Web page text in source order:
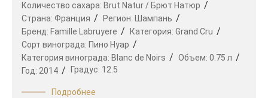
Количество сахара: Brut Natur / Брют Натюр
Страна: Франция Регион:
Шампань
Бренд: Famille Labruyere Категория: Grand Cru
Сорт винограда: Пино Нуар
Категория винограда: Blanc de Noirs Объем: 0.75 л
Год: 2014 Градус: 12.5
Подробнее